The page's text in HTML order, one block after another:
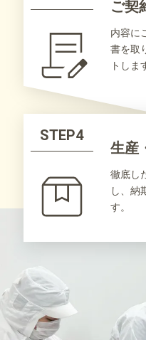
ご契
内容に
書を取
トしま
STEP4
生産
徹底し
し、納
す。